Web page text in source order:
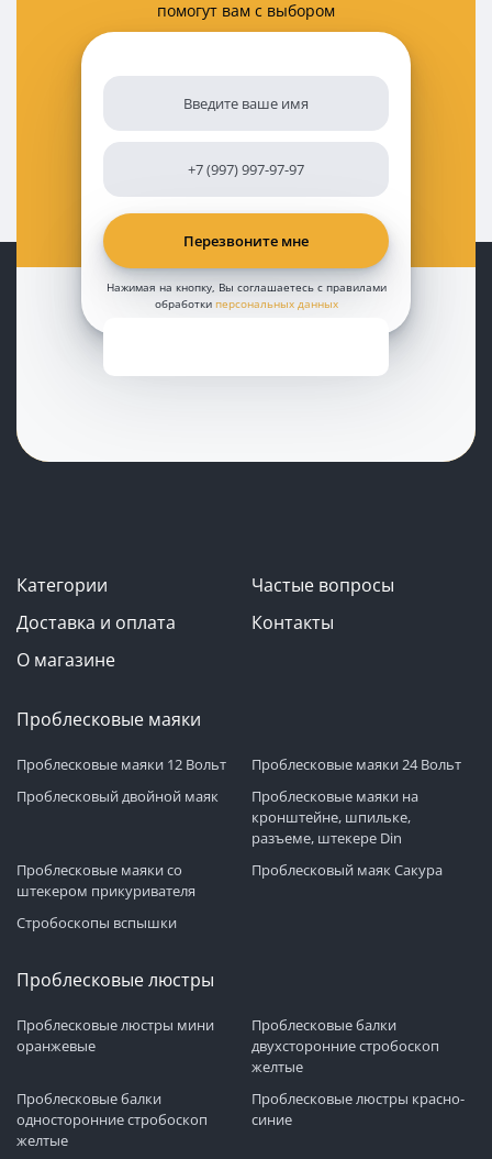
помогут вам с выбором
Нажимая на кнопку, Вы соглашаетесь с правилами
обработки персональных данных
Категории
Частые вопросы
Доставка и оплата
Контакты
О магазине
Проблесковые маяки
Проблесковые маяки 12 Вольт
Проблесковые маяки 24 Вольт
Проблесковый двойной маяк
Проблесковые маяки на
кронштейне, шпильке,
разъеме, штекере Din
Проблесковые маяки со
штекером прикуривателя
Проблесковый маяк Сакура
Стробоскопы вспышки
Проблесковые люстры
Проблесковые люстры мини
оранжевые
Проблесковые балки
двухсторонние стробоскоп
желтые
Проблесковые балки
односторонние стробоскоп
желтые
Проблесковые люстры красно-
синие